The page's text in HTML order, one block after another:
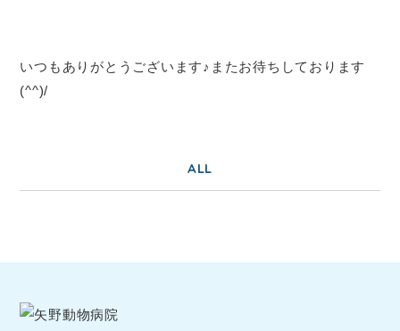
いつもありがとうございます♪またお待ちしております
(^^)/
ALL